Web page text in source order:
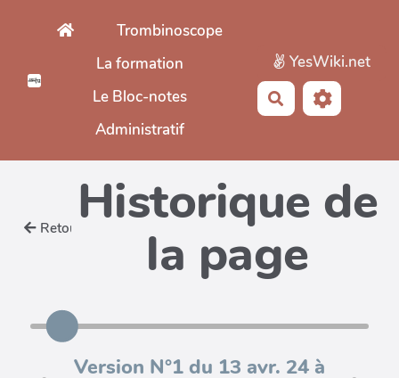
Aller au contenu principal
Trombinoscope
La formation
Le Bloc-notes
Administratif
YesWiki.net
Rechercher
Retour Historique de
la page
Version N°1 du 13 avr. 24 à